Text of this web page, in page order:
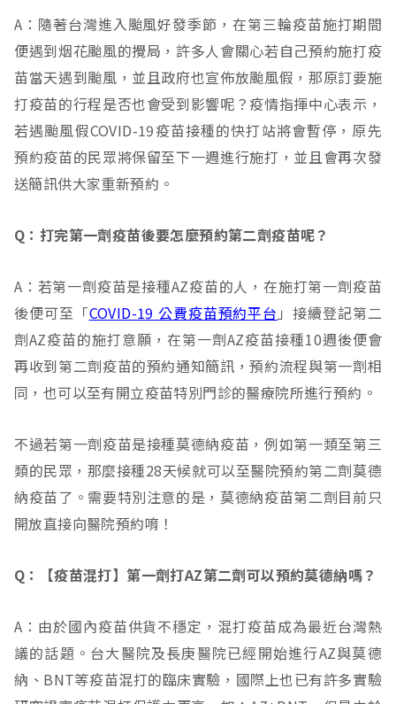
A：隨著台灣進入颱風好發季節，在第三輪疫苗施打期間
便遇到烟花颱風的攪局，許多人會關心若自己預約施打疫
苗當天遇到颱風，並且政府也宣佈放颱風假，那原訂要施
打疫苗的行程是否也會受到影響呢？疫情指揮中心表示，
若遇颱風假COVID-19疫苗接種的快打站將會暫停，原先
預約疫苗的民眾將保留至下一週進行施打，並且會再次發
送簡訊供大家重新預約。
Q：打完第一劑疫苗後要怎麼預約第二劑疫苗呢？
A：若第一劑疫苗是接種AZ疫苗的人，在施打第一劑疫苗
後便可至「COVID-19 公費疫苗預約平台 」接續登記第二
劑AZ疫苗的施打意願，在第一劑AZ疫苗接種10週後便會
再收到第二劑疫苗的預約通知簡訊，預約流程與第一劑相
同，也可以至有開立疫苗特別門診的醫療院所進行預約。
不過若第一劑疫苗是接種莫德納疫苗，例如第一類至第三
類的民眾，那麼接種28天候就可以至醫院預約第二劑莫德
納疫苗了。需要特別注意的是，莫德納疫苗第二劑目前只
開放直接向醫院預約唷！
Q：【疫苗混打】第一劑打AZ第二劑可以預約莫德納嗎？
A：由於國內疫苗供貨不穩定，混打疫苗成為最近台灣熱
議的話題。台大醫院及長庚醫院已經開始進行AZ與莫德
納、BNT等疫苗混打的臨床實驗，國際上也已有許多實驗